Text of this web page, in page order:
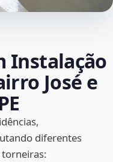
Instalação
José e
diferentes